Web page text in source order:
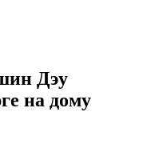
Дэу
на дому